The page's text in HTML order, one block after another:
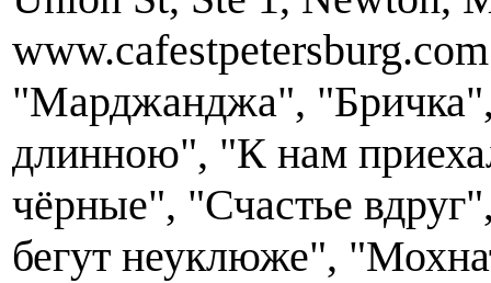
"Марджанджа",
длинною", "К нам
чёрные", "Счастье
бегут неуклюже",